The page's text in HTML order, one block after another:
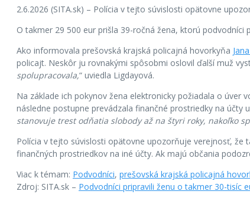
2.6.2026 (SITA.sk) – Polícia v tejto súvislosti opätovne
O takmer 29 500 eur prišla 39-ročná žena, ktorú podvodníci
Ako informovala prešovská krajská policajná hovorkyňa
policajt. Neskôr ju rovnakými spôsobmi oslovil ďalší muž
spolupracovala,“ uviedla Ligdayová.
Na základe ich pokynov žena elektronicky požiadala o úver
následne postupne prevádzala finančné prostriedky na účty
stanovuje trest odňatia slobody až na štyri roky, nakoľko
Polícia v tejto súvislosti opätovne upozorňuje verejnosť, že
finančných prostriedkov na iné účty. Ak majú občania
Viac k témam: Podvodníci, prešovská krajská policajná
Zdroj: SITA.sk – Podvodníci pripravili ženu o takmer 30-tisíc